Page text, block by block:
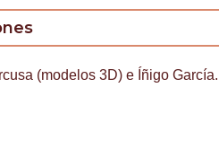
(modelos 3D) e Íñigo García.